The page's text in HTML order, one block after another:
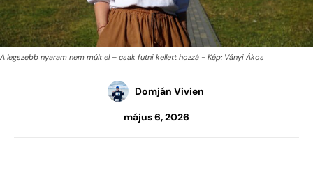
A legszebb nyaram nem múlt el – csak futni kellett hozzá - Kép: Ványi Ákos
Domján Vivien
május 6, 2026